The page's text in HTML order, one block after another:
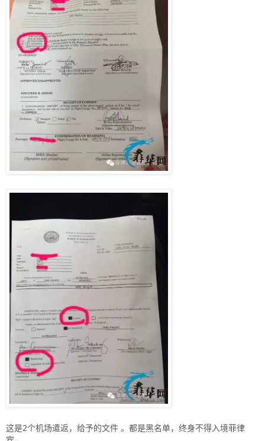
这是2个机场遣返，给予的文件 。都是黑名单，终身不得入境菲律